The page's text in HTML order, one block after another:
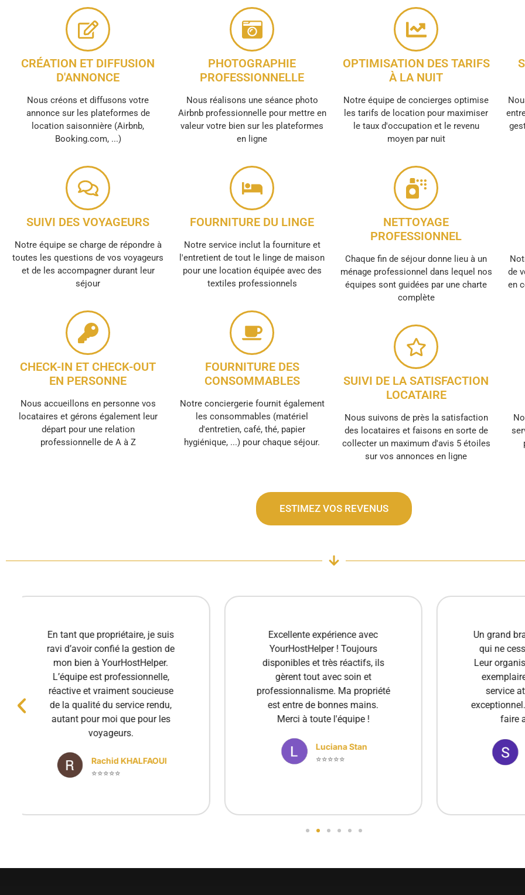
CRÉATION ET DIFFUSION
D'ANNONCE
Nous créons et diffusons votre
annonce sur les plateformes de
location saisonnière (Airbnb,
Booking.com, ...)
SUIVI DES VOYAGEURS
Notre équipe se charge de répondre à
toutes les questions de vos voyageurs
et de les accompagner durant leur
séjour
CHECK-IN ET CHECK-OUT
EN PERSONNE
Nous accueillons en personne vos
locataires et gérons également leur
départ pour une relation
professionnelle de A à Z
PHOTOGRAPHIE
PROFESSIONNELLE
Nous réalisons une séance photo
Airbnb professionnelle pour mettre en
valeur votre bien sur les plateformes
en ligne
FOURNITURE DU LINGE
Notre service inclut la fourniture et
l'entretient de tout le linge de maison
pour une location équipée avec des
textiles professionnels
FOURNITURE DES
CONSOMMABLES
Notre conciergerie fournit également
les consommables (matériel
d'entretien, café, thé, papier
hygiénique, ...) pour chaque séjour.
OPTIMISATION DES TARIFS
À LA NUIT
Notre équipe de concierges optimise
les tarifs de location pour maximiser
le taux d'occupation et le revenu
moyen par nuit
NETTOYAGE
PROFESSIONNEL
Chaque fin de séjour donne lieu à un
ménage professionnel dans lequel nos
équipes sont guidées par une charte
complète
SUIVI DE LA SATISFACTION
LOCATAIRE
Nous suivons de près la satisfaction
des locataires et faisons en sorte de
collecter un maximum d'avis 5 étoiles
sur vos annonces en ligne
de
en
ESTIMEZ VOS REVENUS
Excellente expérience avec
YourHostHelper ! Toujours
disponibles et très réactifs, ils
gèrent tout avec soin et
professionnalisme. Ma propriété
est entre de bonnes mains.
Merci à toute l'équipe !
⭐⭐⭐⭐⭐
Un grand bravo à cette agence
qui ne cesse de progresser !
Leur organisation est devenue
exemplaire et la qualité du
service atteint un niveau
exceptionnel. C’est un plaisir de
faire appel à eux.
Stanica Elena
⭐⭐⭐⭐⭐
Je suis
des
besoins.
un